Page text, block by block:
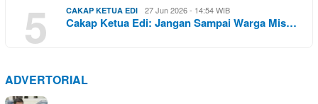
5 CAKAP KETUA EDI 27 Jun 2026 - 14:54 WIB
Cakap Ketua Edi: Jangan Sampai Warga Mis…
ADVERTORIAL